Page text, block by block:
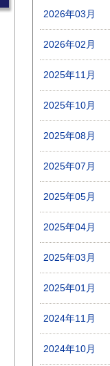
2026年03月
2026年02月
2025年11月
2025年10月
2025年08月
2025年07月
2025年05月
2025年04月
2025年03月
2025年01月
2024年11月
2024年10月